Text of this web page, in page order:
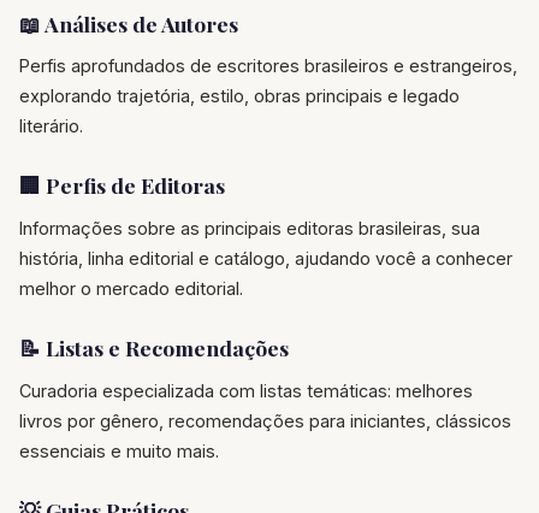
📖 Análises de Autores
Perfis aprofundados de escritores brasileiros e estrangeiros,
explorando trajetória, estilo, obras principais e legado
literário.
🏢 Perfis de Editoras
Informações sobre as principais editoras brasileiras, sua
história, linha editorial e catálogo, ajudando você a conhecer
melhor o mercado editorial.
📝 Listas e Recomendações
Curadoria especializada com listas temáticas: melhores
livros por gênero, recomendações para iniciantes, clássicos
essenciais e muito mais.